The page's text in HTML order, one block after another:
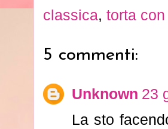
classica, torta
5 commenti:
Unknown 23
La sto